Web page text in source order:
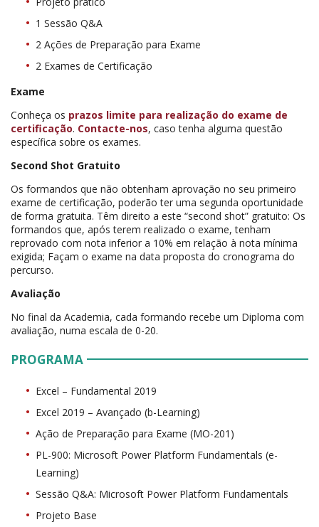
1 Sessão Q&A
2 Ações de Preparação para Exame
2 Exames de Certificação
Exame
Conheça os prazos limite para realização do exame de
certificação. Contacte-nos, caso tenha alguma questão
específica sobre os exames.
Second Shot Gratuito
Os formandos que não obtenham aprovação no seu primeiro
exame de certificação, poderão ter uma segunda oportunidade
de forma gratuita. Têm direito a este “second shot” gratuito: Os
formandos que, após terem realizado o exame, tenham
reprovado com nota inferior a 10% em relação à nota mínima
exigida; Façam o exame na data proposta do cronograma do
percurso.
Avaliação
No final da Academia, cada formando recebe um Diploma com
avaliação, numa escala de 0-20.
PROGRAMA
Excel – Fundamental 2019
Excel 2019 – Avançado (b-Learning)
Ação de Preparação para Exame (MO-201)
PL-900: Microsoft Power Platform Fundamentals (e-
Learning)
Sessão Q&A: Microsoft Power Platform Fundamentals
Projeto Base